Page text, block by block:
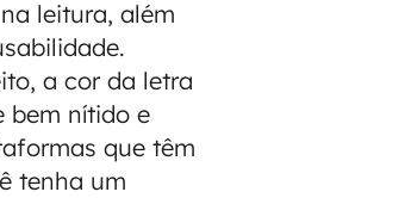
leitura, além
a cor da letra
bem nítido e
que têm
tenha um